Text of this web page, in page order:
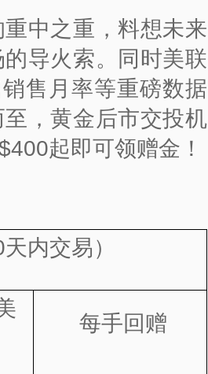
中之重，料想未来
导火索。同时美联
售月率等重磅数据
，黄金后市交投机
起即可领赠金！
内交易）
每手回赠